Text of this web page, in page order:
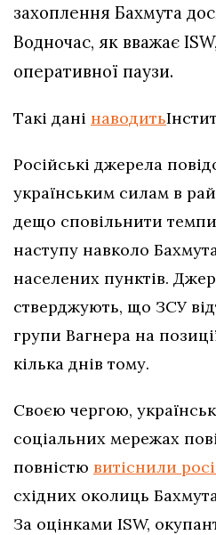
захоплення Бахмута
Водночас, як вважає
оперативної паузи.
Такі дані наводить
Російські джерела
українським силам в
дещо сповільнити
наступу навколо
населених пунктів.
стверджують, що ЗСУ
групи Вагнера на
кілька днів тому.
Своєю чергою,
соціальних мережах
повністю витіснили
східних околиць
За оцінками ISW,